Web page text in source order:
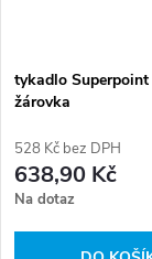
tykadlo
žárovka
528 Kč bez DPH
638,90 Kč
Na dotaz